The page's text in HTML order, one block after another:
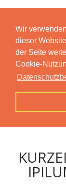
Wir
dieser
der Seite
Cookie-
Startseite